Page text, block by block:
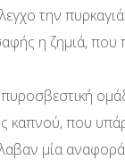
την
η ζημιά, που
καπνού, που
μία